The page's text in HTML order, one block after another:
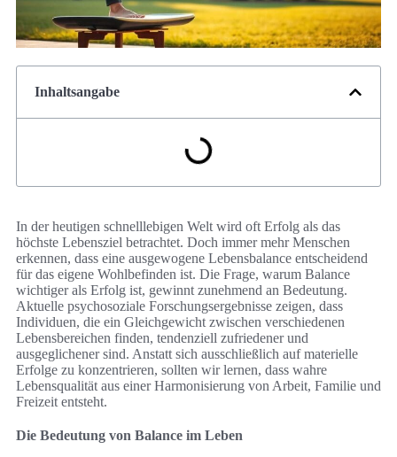
Inhaltsangabe
In der heutigen schnelllebigen Welt wird oft Erfolg als das
höchste Lebensziel betrachtet. Doch immer mehr Menschen
erkennen, dass eine ausgewogene Lebensbalance entscheidend
für das eigene Wohlbefinden ist. Die Frage, warum Balance
wichtiger als Erfolg ist, gewinnt zunehmend an Bedeutung.
Aktuelle psychosoziale Forschungsergebnisse zeigen, dass
Individuen, die ein Gleichgewicht zwischen verschiedenen
Lebensbereichen finden, tendenziell zufriedener und
ausgeglichener sind. Anstatt sich ausschließlich auf materielle
Erfolge zu konzentrieren, sollten wir lernen, dass wahre
Lebensqualität aus einer Harmonisierung von Arbeit, Familie und
Freizeit entsteht.
Die Bedeutung von Balance im Leben